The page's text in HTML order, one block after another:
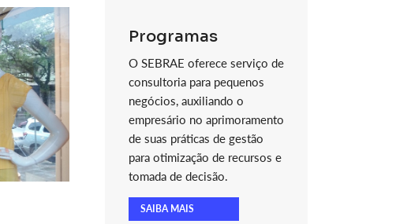
Programas
O SEBRAE oferece serviço de
consultoria para pequenos
negócios, auxiliando o
empresário no aprimoramento
de suas práticas de gestão
para otimização de recursos e
tomada de decisão.
SAIBA MAIS